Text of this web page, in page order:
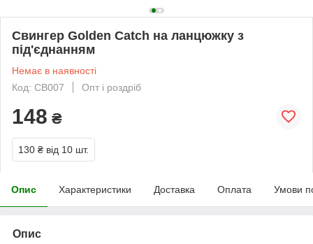
Свингер Golden Catch на ланцюжку з
під'єднанням
Немає в наявності
Код: СВ007
Опт і роздріб
148 ₴
130 ₴ від 10 шт.
Опис Характеристики Доставка Оплата Умови
Опис